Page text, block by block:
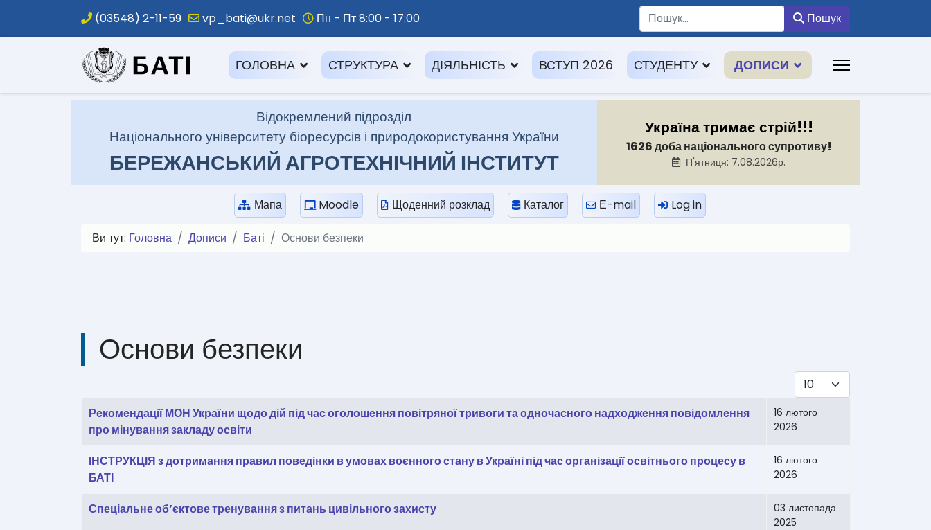
(03548) 2-11-59 vp_bati@ukr.net Пн - Пт 8:00 - 17:00 Пошук
.
ГОЛОВНА СТРУКТУРА ДІЯЛЬНІСТЬ ВСТУП 2026 СТУДЕНТУ ДОПИСИ
Відокремлений підрозділ
Національного університету біоресурсів і природокористування України
БЕРЕЖАНСЬКИЙ АГРОТЕХНІЧНИЙ ІНСТИТУТ
Україна тримає стрій!!!
1626 доба національного супротиву!
П'ятниця: 7.08.2026р.
Мапа Moodle Щоденний розклад Каталог Е-mail Log in
Ви тут: Головна Дописи Баті Основи безпеки
Основи безпеки
Показувати
Таблиця статей
Заголовок Дата створення
Рекомендації МОН України щодо дій під час оголошення повітряної тривоги та одночасного надходження повідомлення
про мінування закладу освіти
16 лютого
2026
ІНСТРУКЦІЯ з дотримання правил поведінки в умовах воєнного стану в Україні під час організації освітнього процесу в
БАТІ
16 лютого
2026
Спеціальне об’єктове тренування з питань цивільного захисту
03 листопада
2025